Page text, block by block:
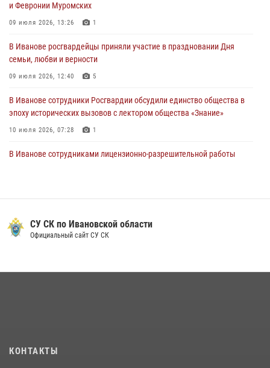
Координационный совет по взаимодействию с частными
Ивановской области
и Февронии Муромских
09 июля 2026, 13:26 1
В Иванове росгвардейцы приняли участие в праздновании Дня
семьи, любви и верности
09 июля 2026, 12:40 5
В Иванове сотрудники Росгвардии обсудили единство общества в
эпоху исторических вызовов с лектором общества «Знание»
10 июля 2026, 07:28 1
В Иванове сотрудниками лицензионно-разрешительной работы
более 250 единиц оружия
08 июля 2026, 09:39
схожий с гранатой
СУ СК по Ивановской области
Официальный сайт СУ СК
КОНТАКТЫ